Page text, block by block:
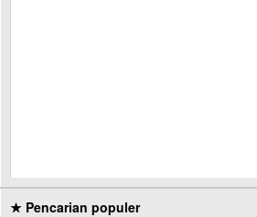
★ Pencarian populer